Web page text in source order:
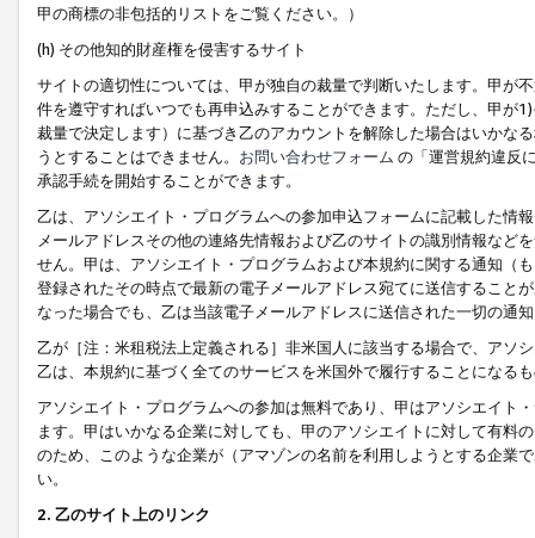
甲の商標の非包括的リストをご覧ください。）
(h) その他知的財産権を侵害するサイト
サイトの適切性については、甲が独自の裁量で判断いたします。甲が
件を遵守すればいつでも再申込みすることができます。ただし、甲が
裁量で決定します）に基づき乙のアカウントを解除した場合はいかな
うとすることはできません。 お問い合わせフォーム の「運営規約違反
承認手続を開始することができます。
乙は、アソシエイト・プログラムへの参加申込フォームに記載した情
メールアドレスその他の連絡先情報および乙のサイトの識別情報など
せん。甲は、アソシエイト・プログラムおよび本規約に関する通知（
登録されたその時点で最新の電子メールアドレス宛てに送信すること
なった場合でも、乙は当該電子メールアドレスに送信された一切の通
乙が［注：米租税法上定義される］非米国人に該当する場合で、アソ
乙は、本規約に基づく全てのサービスを米国外で履行することになる
アソシエイト・プログラムへの参加は無料であり、甲はアソシエイト
ます。甲はいかなる企業に対しても、甲のアソシエイトに対して有料
のため、このような企業が（アマゾンの名前を利用しようとする企業
い。
2. 乙のサイト上のリンク